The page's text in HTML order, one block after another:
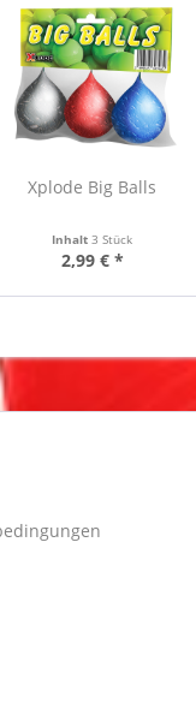
Xplode Big Balls
Inhalt3 Stück
2,99 € *